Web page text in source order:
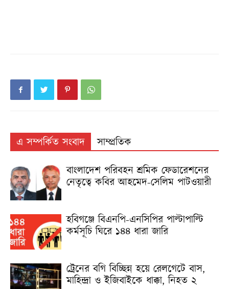
এ সম্পর্কিত সংবাদ
সাম্প্রতিক
বাংলাদেশ পরিবহন শ্রমিক ফেডারেশনের
নেতৃত্বে কবির আহমেদ-সেলিম পাটওয়ারী
হবিগঞ্জে বিএনপি-এনসিপির পাল্টাপাল্টি
কর্মসূচি ঘিরে ১৪৪ ধারা জারি
ট্রেনের বগি বিচ্ছিন্ন হয়ে রেলগেটে বাস,
মাহিন্দ্রা ও ইজিবাইকে ধাক্কা, নিহত ২